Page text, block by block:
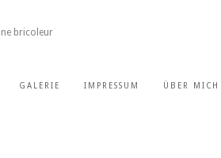
bricoleur
GALERIE IMPRESSUM ÜBER MICH